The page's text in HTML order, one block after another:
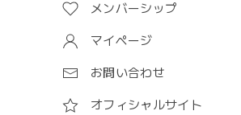
メンバーシップ
マイページ
お問い合わせ
オフィシャルサイト